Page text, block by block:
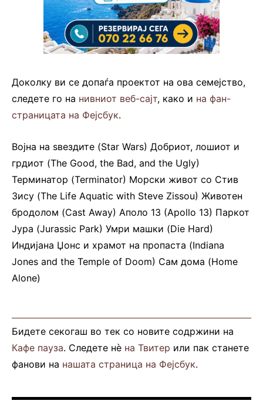
Доколку ви се допаѓа проектот на ова семејство,
следете го на нивниот веб-сајт, како и на фан-
страницата на Фејсбук.
Војна на ѕвездите (Star Wars) Добриот, лошиот и
грдиот (The Good, the Bad, and the Ugly)
Терминатор (Terminator) Морски живот со Стив
Зису (The Life Aquatic with Steve Zissou) Животен
бродолом (Cast Away) Аполо 13 (Apollo 13) Паркот
Јура (Jurassic Park) Умри машки (Die Hard)
Индијана Џонс и храмот на пропаста (Indiana
Jones and the Temple of Doom) Сам дома (Home
Alone)
Бидете секогаш во тек со новите содржини на
Кафе пауза. Следете нè на Твитер или пак станете
фанови на нашата страница на Фејсбук.